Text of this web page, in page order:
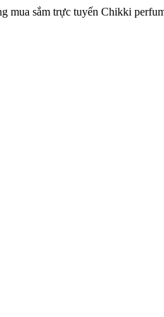
mua sắm trực tuyến Chikki